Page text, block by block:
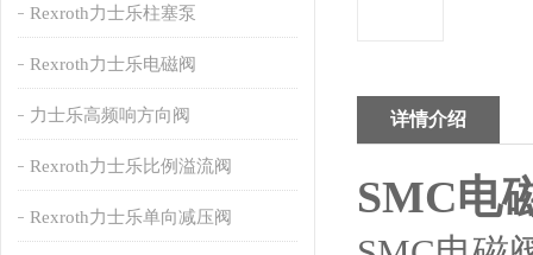
Rexroth力士乐柱塞泵
Rexroth力士乐电磁阀
力士乐高频响方向阀
Rexroth力士乐比例溢流阀
Rexroth力士乐单向减压阀
详情介绍
SMC电